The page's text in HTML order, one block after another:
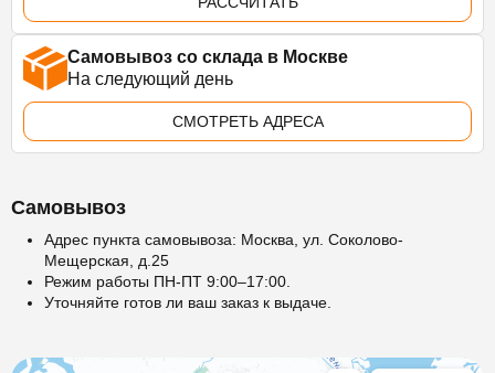
Самовывоз со склада в Москве
На следующий день
СМОТРЕТЬ АДРЕСА
Самовывоз
Адрес пункта самовывоза: Москва, ул. Соколово-
Мещерская, д.25
Режим работы ПН-ПТ 9:00–17:00.
Уточняйте готов ли ваш заказ к выдаче.